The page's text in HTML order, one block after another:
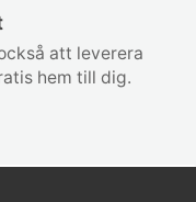
att leverera
hem till dig.